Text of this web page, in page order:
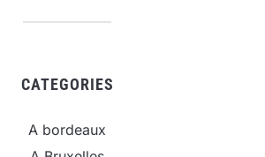
CATEGORIES
A bordeaux